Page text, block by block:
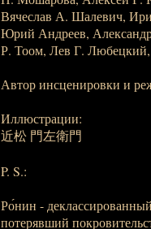
Вячеслав А. Шалевич,
Юрий Андреев,
Р. Тоом, Лев Г.
Автор инсценировки и
Иллюстрации:
近松 門左衛門
P. S.:
Ро́нин -
потерявший